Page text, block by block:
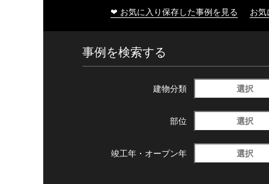
❤ お気に入り保存した事例を見る お
事例を検索する
建物分類 選択
部位 選択
竣工年・ オープン年 選択